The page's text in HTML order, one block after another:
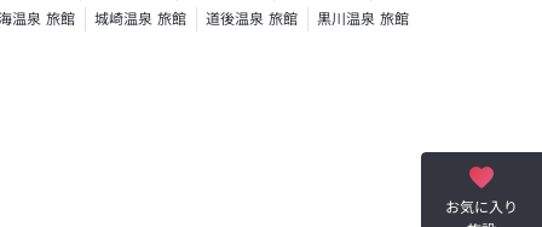
お気に入り
温泉 旅館
城崎温泉 旅館 道後温泉 旅館 黒川温泉 旅館